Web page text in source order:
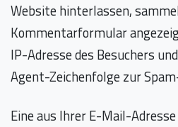
Website hinterlassen,
Kommentarformular
IP-Adresse des Besuchers
Agent-Zeichenfolge zur
Eine aus Ihrer E-Mail-